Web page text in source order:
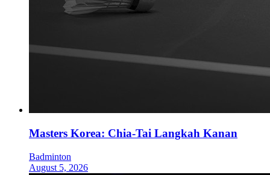
Masters Korea: Chia-Tai Langkah Kanan
Badminton
August 5, 2026